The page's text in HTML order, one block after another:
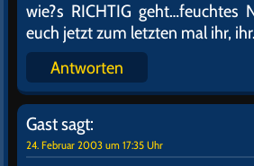
genau gehört…
Antworten
Gastsagt:
24. Februar 2003 um 17:26 Uhr
Sag mal, hast Du weiter oben